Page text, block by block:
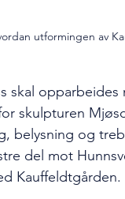
utformingen av
skal
skulpturen
belysning og
del mot
Kauffeldtgården.